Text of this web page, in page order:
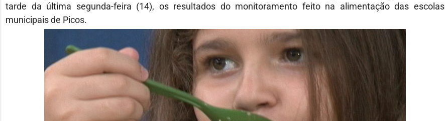
tarde da última segunda-feira (14), os resultados do monitoramento feito na alimentação das escolas
municipais de Picos.